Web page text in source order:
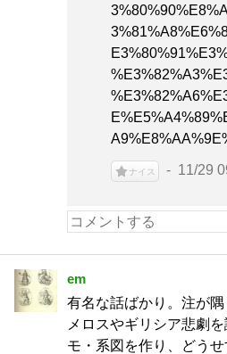
ナイス 11/29
em
有名な話ばかり。注が
メロスやギリシア悲劇
モ・系図を作り、どう